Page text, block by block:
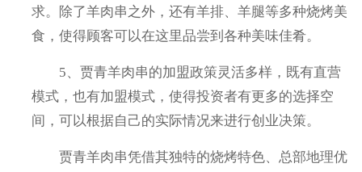
求。除了羊肉串之外，还有羊排、羊腿等多种烧烤美
食，使得顾客可以在这里品尝到各种美味佳肴。
5、贾青羊肉串的加盟政策灵活多样，既有直营
模式，也有加盟模式，使得投资者有更多的选择空
间，可以根据自己的实际情况来进行创业决策。
贾青羊肉串凭借其独特的烧烤特色、总部地理优